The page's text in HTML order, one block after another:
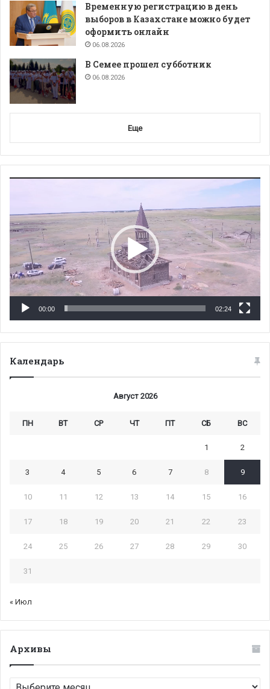
Временную регистрацию в день
выборов в Казахстане можно будет
оформить онлайн
06.08.2026
В Семее прошел субботник
06.08.2026
Еще
00:00 02:24
Календарь
Август 2026
ПН ВТ СР ЧТ ПТ СБ ВС
1 2
3 4 5 6 7 8 9
10 11 12 13 14 15 16
17 18 19 20 21 22 23
24 25 26 27 28 29 30
31
« Июл
Архивы
Архивы